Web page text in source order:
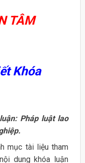
TÂM
Khóa
Pháp luật lao
mục tài liệu tham
dung khóa luận